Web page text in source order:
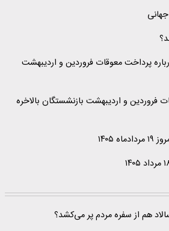
پرداخت معوقات فروردین و اردیبهشت
فروردین و اردیبهشت بازنشستگان بالاخره